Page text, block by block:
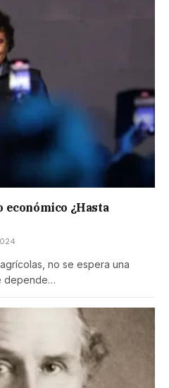
económico ¿Hasta
no se espera una
depende…